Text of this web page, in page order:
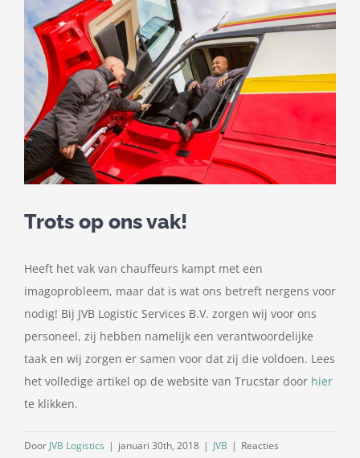
grotere
afbeelding
Trots op ons vak!
Heeft het vak van chauffeurs kampt met een
imagoprobleem, maar dat is wat ons betreft nergens voor
nodig! Bij JVB Logistic Services B.V. zorgen wij voor ons
personeel, zij hebben namelijk een verantwoordelijke
taak en wij zorgen er samen voor dat zij die voldoen. Lees
het volledige artikel op de website van Trucstar door hier
te klikken.
Door JVB Logistics | januari 30th, 2018 | JVB | Reacties